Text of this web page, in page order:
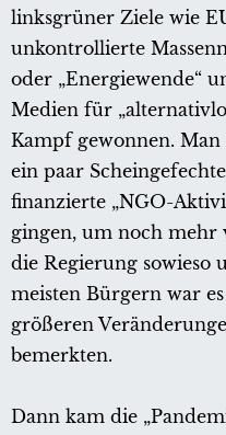
linksgrüner Ziele wie
unkontrollierte
oder „Energiewende“
Medien für
Kampf gewonnen.
ein paar
finanzierte „NGO-
gingen, um noch mehr
die Regierung sowieso
meisten Bürgern war
größeren
bemerkten.
Dann kam die